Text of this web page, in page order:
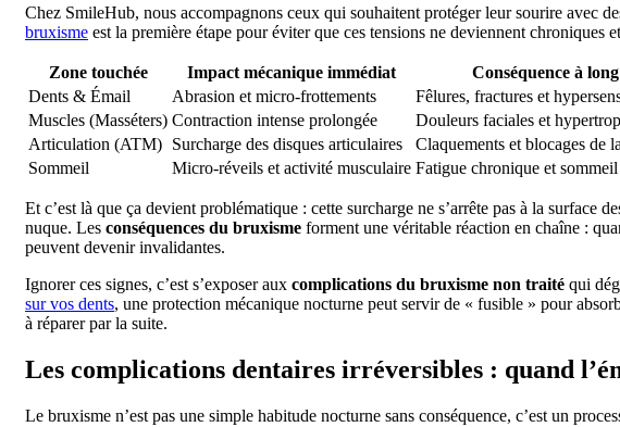
Chez SmileHub, nous accompagnons ceux qui souhaitent protéger leur sourire avec
bruxisme est la première étape pour éviter que ces tensions ne deviennent chroniques
Zone touchée Impact mécanique immédiat
Conséquence à
Dents & Émail
Abrasion et micro-frottements
Fêlures, fractures et
Muscles (Masséters) Contraction intense prolongée
Douleurs faciales et
Articulation (ATM) Surcharge des disques articulaires
Claquements et blocages de
Sommeil
Micro-réveils et activité musculaire Fatigue chronique et
Et c’est là que ça devient problématique : cette surcharge ne s’arrête pas à la surface
nuque. Les conséquences du bruxisme forment une véritable réaction en chaîne :
peuvent devenir invalidantes.
Ignorer ces signes, c’est s’exposer aux complications du bruxisme non traité qui
sur vos dents, une protection mécanique nocturne peut servir de « fusible » pour
à réparer par la suite.
Les complications dentaires irréversibles : quand
Le bruxisme n’est pas une simple habitude nocturne sans conséquence, c’est un